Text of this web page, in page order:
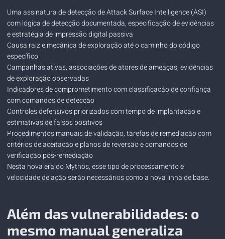
Uma assinatura de detecção de Attack Surface Intelligence (ASI)
com lógica de detecção documentada, especificação de evidências
e estratégia de impressão digital passiva
Causa raiz e mecânica de exploração até o caminho do código
específico
Campanhas ativas, associações de atores de ameaças, evidências
de exploração observadas
Indicadores de comprometimento com classificação de confiança
com comandos de detecção
Controles defensivos priorizados com tempo de implantação e
estimativas de falsos positivos
Procedimentos manuais de validação, tarefas de remediação com
critérios de aceitação e planos de reversão e comandos de
verificação pós-remediação
Nesta nova era do Mythos, esse tipo de processamento e
velocidade de ação serão necessários como a nova linha de base.
Além das vulnerabilidades: o
mesmo manual generaliza